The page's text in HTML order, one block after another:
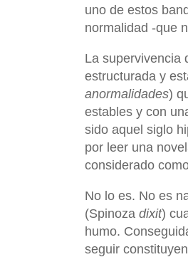
uno de estos
normalidad -que
La supervivencia
estructurada y
anormalidades)
estables y con
sido aquel siglo
por leer una
considerado
No lo es. No es
(Spinoza dixit)
humo.
seguir